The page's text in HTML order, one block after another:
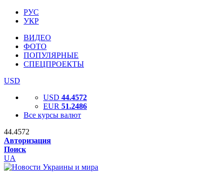
РУС
УКР
ВИДЕО
ФОТО
ПОПУЛЯРНЫЕ
СПЕЦПРОЕКТЫ
USD
USD 44.4572
EUR 51.2486
Все курсы валют
44.4572
Авторизация
Поиск
UA